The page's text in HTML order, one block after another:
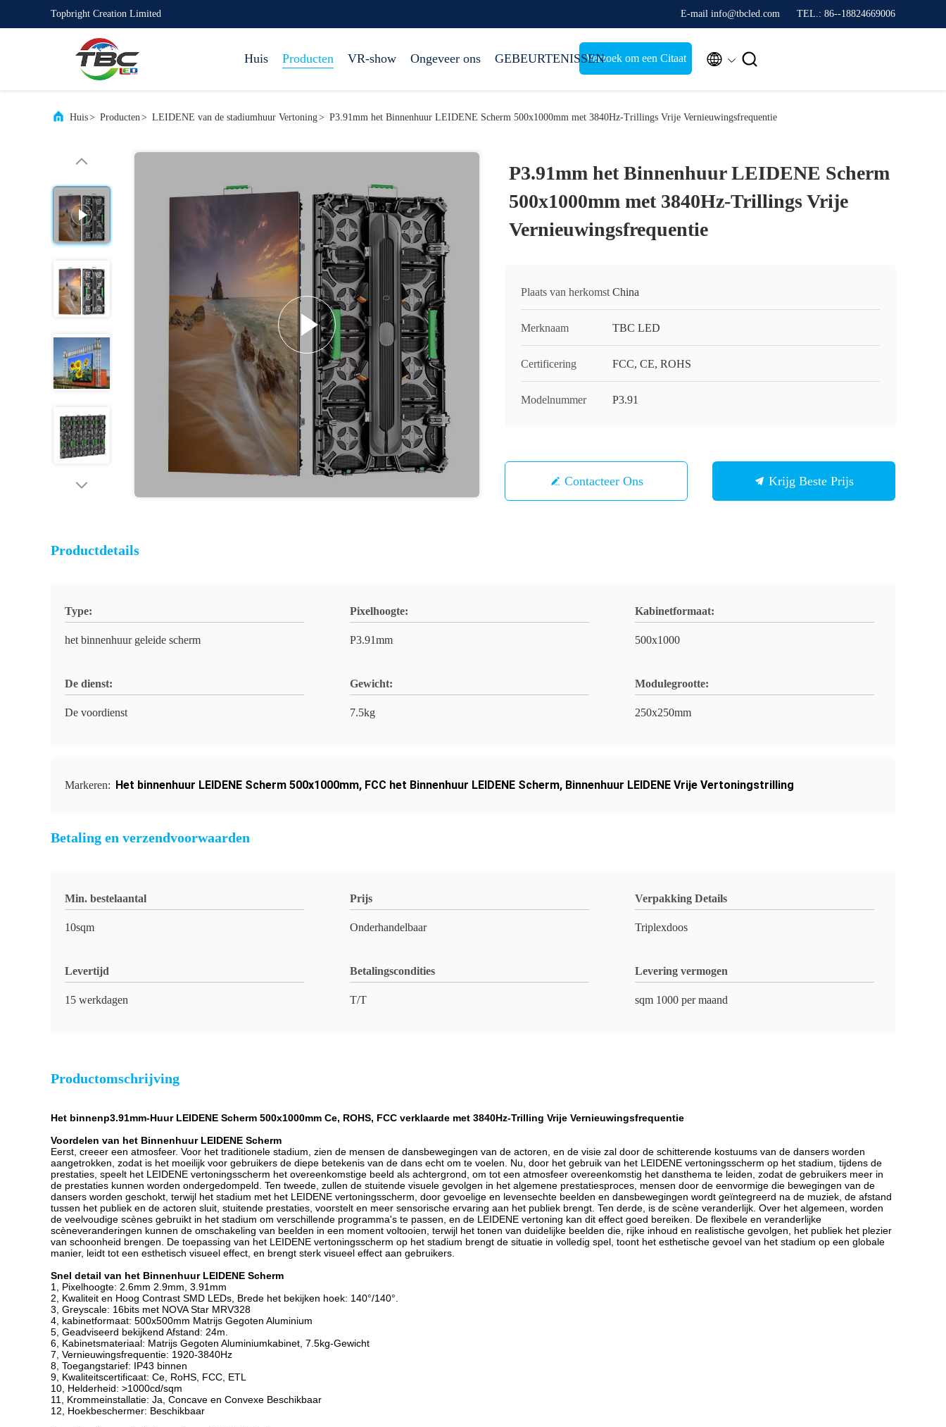
Topbright Creation Limited E-mail info@tbcled.com TEL.: 86--18824669006
Huis Producten VR-show Ongeveer ons GEBEURTENISSENVerzoek om een Citaat  
Huis> Producten> LEIDENE van de stadiumhuur Vertoning> P3.91mm het Binnenhuur LEIDENE Scherm 500x1000mm met 3840Hz-Trillings Vrije Vernieuwingsfrequentie
P3.91mm het Binnenhuur LEIDENE Scherm
500x1000mm met 3840Hz-Trillings Vrije
Vernieuwingsfrequentie
Plaats van herkomst China
Merknaam TBC LED
Certificering FCC, CE, ROHS
Modelnummer P3.91
Contacteer Ons Krijg Beste Prijs
Productdetails
Type:
het binnenhuur geleide scherm
Pixelhoogte:
P3.91mm
Kabinetformaat:
500x1000
De dienst:
De voordienst
Gewicht:
7.5kg
Modulegrootte:
250x250mm
Markeren: Het binnenhuur LEIDENE Scherm 500x1000mm, FCC het Binnenhuur LEIDENE Scherm, Binnenhuur LEIDENE Vrije Vertoningstrilling
Betaling en verzendvoorwaarden
Min. bestelaantal
10sqm
Prijs
Onderhandelbaar
Verpakking Details
Triplexdoos
Levertijd
15 werkdagen
Betalingscondities
T/T
Levering vermogen
sqm 1000 per maand
Productomschrijving
Het binnenp3.91mm-Huur LEIDENE Scherm 500x1000mm Ce, ROHS, FCC verklaarde met 3840Hz-Trilling Vrije Vernieuwingsfrequentie
Voordelen van het Binnenhuur LEIDENE Scherm
Eerst, creeer een atmosfeer. Voor het traditionele stadium, zien de mensen de dansbewegingen van de actoren, en de visie zal door de schitterende kostuums van de dansers worden
aangetrokken, zodat is het moeilijk voor gebruikers de diepe betekenis van de dans echt om te voelen. Nu, door het gebruik van het LEIDENE vertoningsscherm op het stadium, tijdens de
prestaties, speelt het LEIDENE vertoningsscherm het overeenkomstige beeld als achtergrond, om tot een atmosfeer overeenkomstig het dansthema te leiden, zodat de gebruikers meer in
de prestaties kunnen worden ondergedompeld. Ten tweede, zullen de stuitende visuele gevolgen in het algemene prestatiesproces, mensen door de eenvormige die bewegingen van de
dansers worden geschokt, terwijl het stadium met het LEIDENE vertoningsscherm, door gevoelige en levensechte beelden en dansbewegingen wordt geïntegreerd na de muziek, de afstand
tussen het publiek en de actoren sluit, stuitende prestaties, voorstelt en meer sensorische ervaring aan het publiek brengt. Ten derde, is de scène veranderlijk. Over het algemeen, worden
de veelvoudige scènes gebruikt in het stadium om verschillende programma's te passen, en de LEIDENE vertoning kan dit effect goed bereiken. De flexibele en veranderlijke
scèneveranderingen kunnen de omschakeling van beelden in een moment voltooien, terwijl het tonen van duidelijke beelden die, rijke inhoud en realistische gevolgen, het publiek het plezier
van schoonheid brengen. De toepassing van het LEIDENE vertoningsscherm op het stadium brengt de situatie in volledig spel, toont het esthetische gevoel van het stadium op een globale
manier, leidt tot een esthetisch visueel effect, en brengt sterk visueel effect aan gebruikers.
Snel detail van het Binnenhuur LEIDENE Scherm
1, Pixelhoogte: 2.6mm 2.9mm, 3.91mm
2, Kwaliteit en Hoog Contrast SMD LEDs, Brede het bekijken hoek: 140°/140°.
3, Greyscale: 16bits met NOVA Star MRV328
4, kabinetformaat: 500x500mm Matrijs Gegoten Aluminium
5, Geadviseerd bekijkend Afstand: 24m.
6, Kabinetsmateriaal: Matrijs Gegoten Aluminiumkabinet, 7.5kg-Gewicht
7, Vernieuwingsfrequentie: 1920-3840Hz
8, Toegangstarief: IP43 binnen
9, Kwaliteitscertificaat: Ce, RoHS, FCC, ETL
10, Helderheid: >1000cd/sqm
11, Krommeinstallatie: Ja, Concave en Convexe Beschikbaar
12, Hoekbeschermer: Beschikbaar